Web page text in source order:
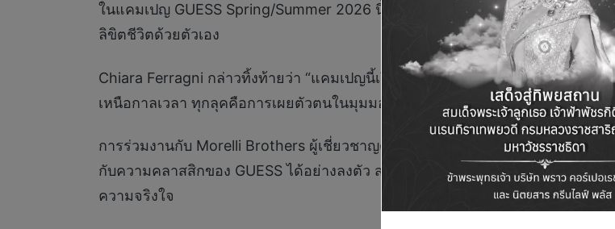
ในแคมเปญ GUESS Spring/Summer 2026 นี้ Ferragni ได้ถ่ายทอดตัวตนที่แท้จ
ลิขิตชีวิตด้วยตัวเอง
Chiara Ferragni กล่าวทิ้งท้ายว่า “แคมเปญนี้เปิดโอกาสให้ฉันได้สนุกกับการเป็นตั
เหนือกาลเวลา ทุกลุคคือการเผยตัวตนในมุมมองใหม่ เพราะหัวใจของแฟชั่นคืออิส
การร่วมงานกับ Morelli Brothers ผู้เชี่ยวชาญด้านการเล่าเรื่องผ่านภาพ ได้ดึงเอา
กับความคลาสสิกของ GUESS ได้อย่างลงตัว สร้างสรรค์แคมเปญที่เชื่อมโยงมรด
ความจริงใจ